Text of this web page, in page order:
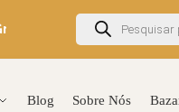
Brasil acima de R$600
Blog Sobre Nós